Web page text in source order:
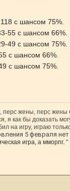
с шансом 75%.
55 с шансом 66%.
49 с шансом 75%.
с шансом 66%.
с шансом 75%.
жены, перс жены
я как бы доказать
на игру, играю
5 февраля нет
игра, а мморпг."